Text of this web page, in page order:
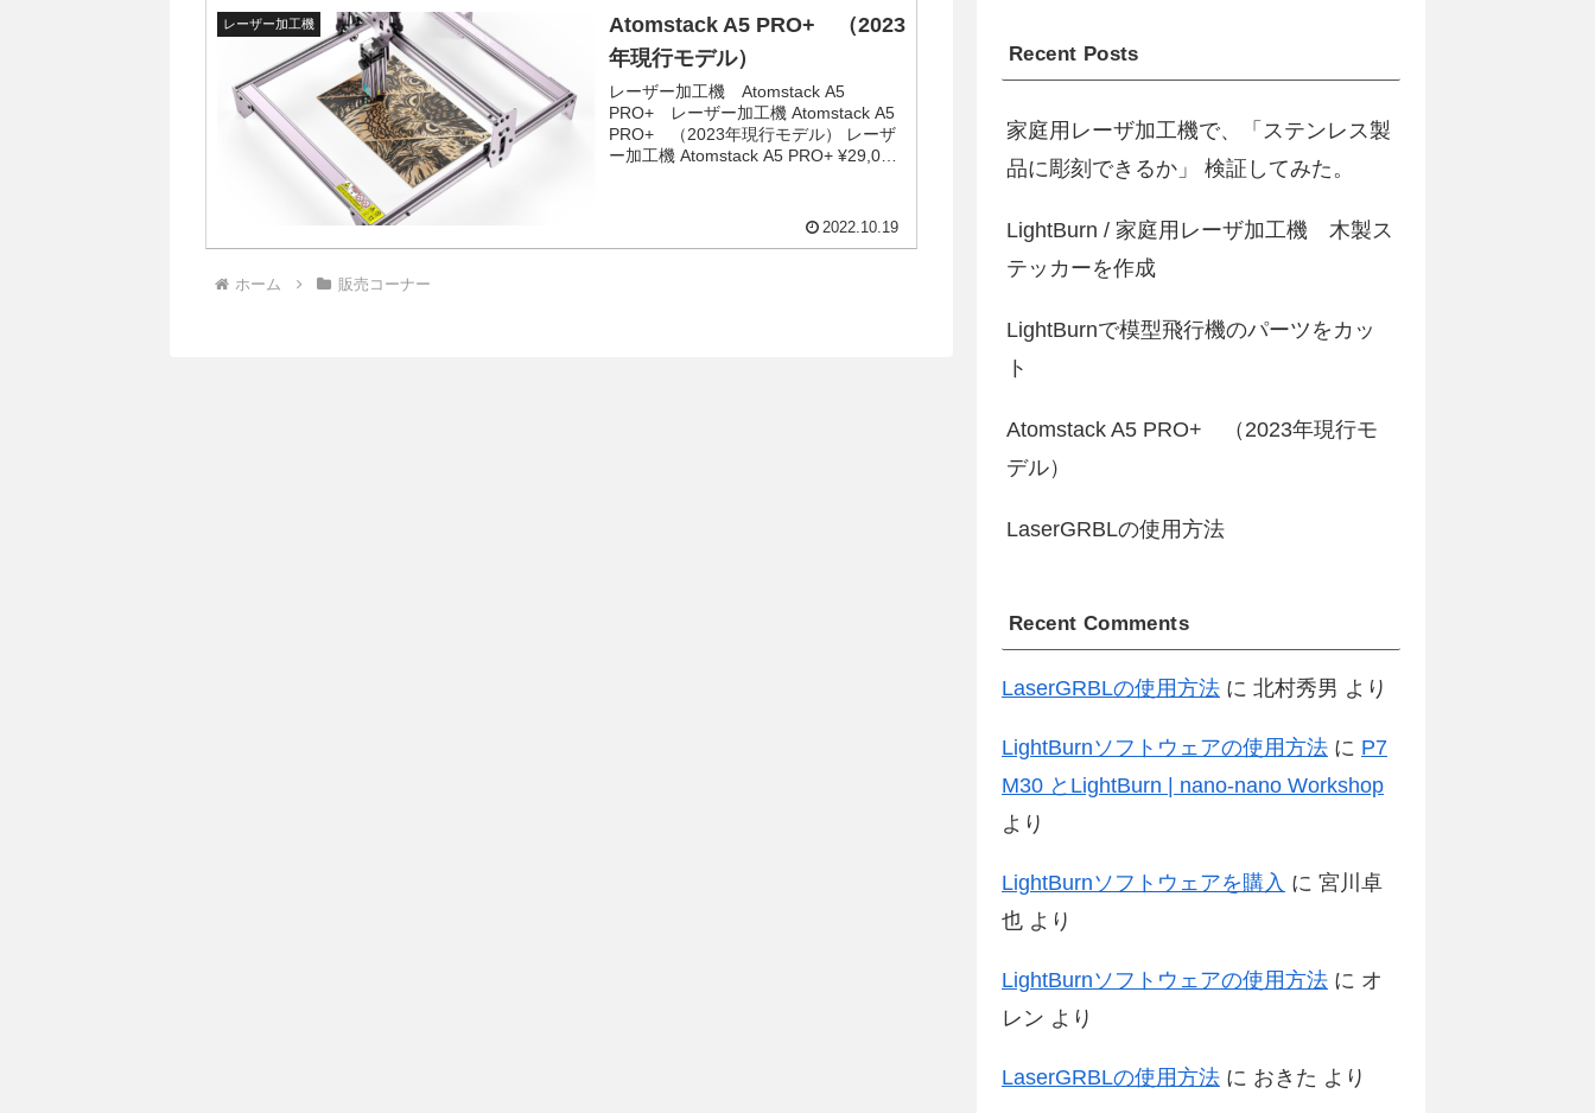
レーザー加工機
Atomstack A5 PRO+ （2023
年現行モデル）
レーザー加工機 Atomstack A5
PRO+ レーザー加工機 Atomstack A5
PRO+ （2023年現行モデル） レーザ
ー加工機 Atomstack A5 PRO+ ¥29,000
2022.10.19
ホーム 販売コーナー
Recent Posts
家庭用レーザ加工機で、「ステンレス製
品に彫刻できるか」 検証してみた。
LightBurn / 家庭用レーザ加工機 木製ス
テッカーを作成
LightBurnで模型飛行機のパーツをカッ
ト
Atomstack A5 PRO+ （2023年現行モ
デル）
LaserGRBLの使用方法
Recent Comments
LaserGRBLの使用方法 に 北村秀男 より
LightBurnソフトウェアの使用方法 に P7
M30 とLightBurn | nano-nano Workshop
より
LightBurnソフトウェアを購入 に 宮川卓
也 より
LightBurnソフトウェアの使用方法 に オ
レン より
LaserGRBLの使用方法 に おきた より